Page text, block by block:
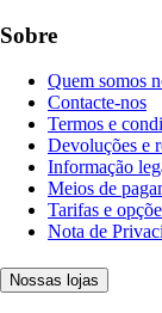
Sobre
Quem somos
Contacte-nos
Termos e
Devoluções e
Informação
Meios de
Tarifas e
Nota de
Nossas lojas